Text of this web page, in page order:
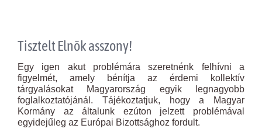
Tisztelt Elnök asszony!
Egy igen akut problémára szeretnénk felhívni a
figyelmét, amely bénítja az érdemi kollektív
tárgyalásokat Magyarország egyik legnagyobb
foglalkoztatójánál. Tájékoztatjuk, hogy a Magyar
Kormány az általunk ezúton jelzett problémával
egyidejűleg az Európai Bizottsághoz fordult.